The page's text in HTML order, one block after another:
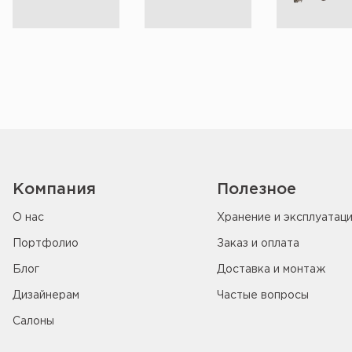
Компания
О нас
Портфолио
Блог
Дизайнерам
Салоны
Полезное
Хранение и
Заказ и оплата
Доставка и монтаж
Частые вопросы